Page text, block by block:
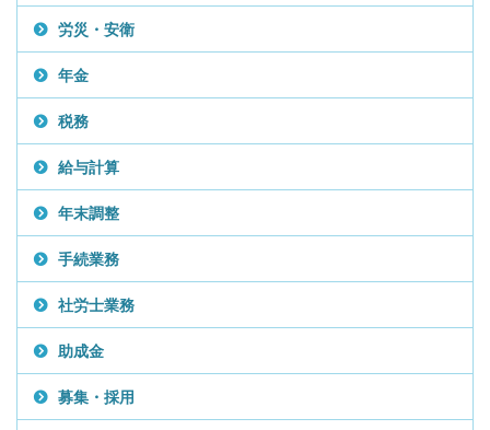
労災・安衛
年金
税務
給与計算
年末調整
手続業務
社労士業務
助成金
募集・採用